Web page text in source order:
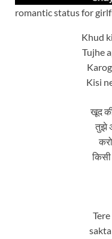
romantic status for
Khud
Tujhe
Kisi
खूद
तुझे